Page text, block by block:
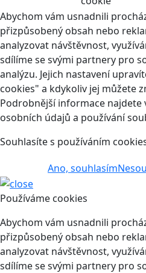
Abychom vám usnadnili
přizpůsobený obsah nebo
analyzovat návštěvnost,
sdílíme se svými partnery pro
analýzu. Jejich nastavení
cookies" a kdykoliv jej můžete
Podrobnější informace najdete
osobních údajů a používání
Souhlasíte s používáním
Ano, souhlasím
Používáme cookies
Abychom vám usnadnili
přizpůsobený obsah nebo
analyzovat návštěvnost,
sdílíme se svými partnery pro